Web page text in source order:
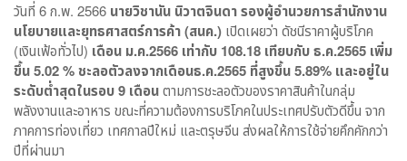
วันที่ 6 ก.พ. 2566 นายวิชานัน นิวาตจินดา รองผู้อำนวยการสำนักงาน
นโยบายและยุทธศาสตร์การค้า (สนค.) เปิดเผยว่า ดัชนีราคาผู้บริโภค
(เงินเฟ้อทั่วไป) เดือน ม.ค.2566 เท่ากับ 108.18 เทียบกับ ธ.ค.2565 เพิ่ม
ขึ้น 5.02 % ชะลอตัวลงจากเดือนธ.ค.2565 ที่สูงขึ้น 5.89% และอยู่ใน
ระดับต่ำสุดในรอบ 9 เดือนตามการชะลอตัวของราคาสินค้าในกลุ่ม
พลังงานและอาหาร ขณะที่ความต้องการบริโภคในประเทศปรับตัวดีขึ้น จาก
ภาคการท่องเที่ยว เทศกาลปีใหม่ และตรุษจีน ส่งผลให้การใช้จ่ายคึกคักกว่า
ปีที่ผ่านมา